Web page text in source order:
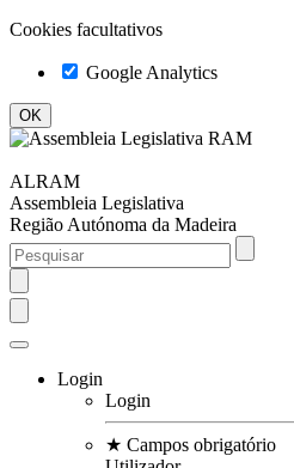
Cookies facultativos
Google Analytics
ALRAM
Assembleia Legislativa
Região Autónoma da Madeira
Login
Login
★ Campos obrigatório